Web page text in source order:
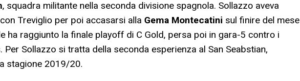
, squadra militante nella seconda divisione spagnola. Sollazzo aveva
Treviglio per poi accasarsi alla Gema Montecatini sul finire del mese
ha raggiunto la finale playoff di C Gold, persa poi in gara-5 contro i
Sollazzo si tratta della seconda esperienza al San Seabstian,
stagione 2019/20.